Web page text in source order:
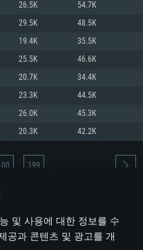
및 사용에 대한 정보를 수
공과 콘텐츠 및 광고를 개
드라이버를 지원하는 NVIDIA
가지며 최신 그래픽 드라이버를
지원 해상도 720p) 이상
26.5K 54.7K
29.5K 48.5K
19.4K 35.5K
25.5K 46.6K
20.7K 34.4K
23.3K 44.5K
26.0K 45.3K
20.3K 42.2K
199